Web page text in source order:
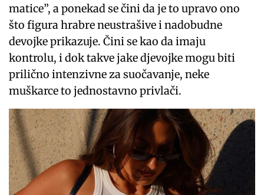
matice”, a ponekad se čini da je to upravo ono
što figura hrabre neustrašive i nadobudne
devojke prikazuje. Čini se kao da imaju
kontrolu, i dok takve jake djevojke mogu biti
prilično intenzivne za suočavanje, neke
muškarce to jednostavno privlači.